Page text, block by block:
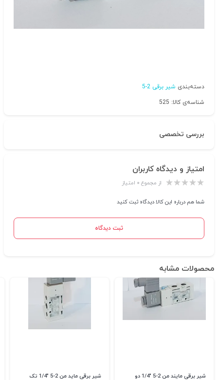
دسته‌بندی شیر برقی 2-5
شناسه‌ی کالا: 525
بررسی تخصصی
امتیاز و دیدگاه کاربران
از مجموع ۰ امتیاز
شما هم درباره این کالا دیدگاه ثبت کنید
ثبت دیدگاه
محصولات مشابه
شیر برقی مایند من 2-5 "1/4 دو
شیر برقی ماید من 2-5 "1/4 تک